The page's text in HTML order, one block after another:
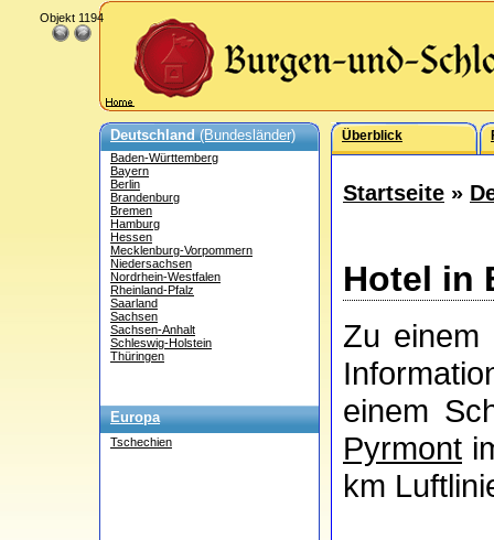
Deutschland(Bundesländer)
Baden-Württemberg
Bayern
Berlin
Brandenburg
Bremen
Hamburg
Hessen
Mecklenburg-Vorpommern
Niedersachsen
Nordrhein-Westfalen
Rheinland-Pfalz
Saarland
Sachsen
Sachsen-Anhalt
Schleswig-Holstein
Thüringen
Europa
Tschechien
Überblick
Startseite »
Hotel in
Zu einem
einem
Pyrmont
km
Objekt 1194